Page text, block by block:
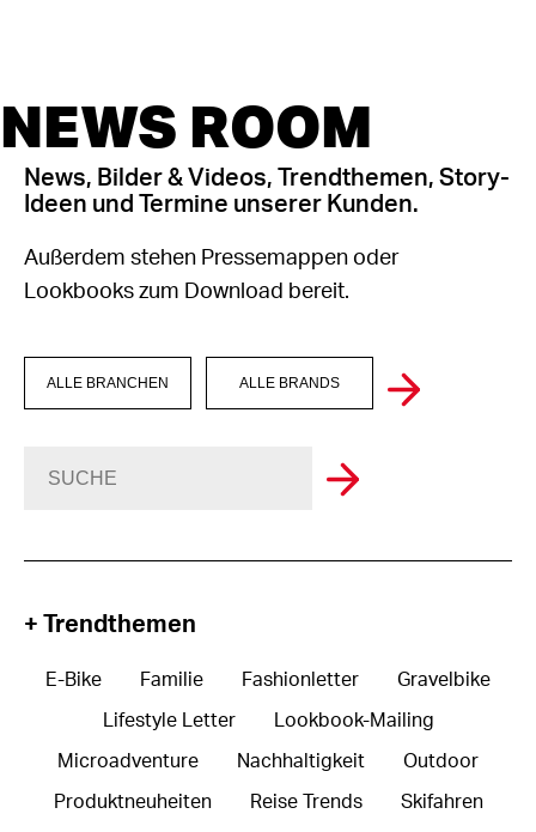
NEWS ROOM
News, Bilder & Videos, Trendthemen, Story-
Ideen und Termine unserer Kunden.
Außerdem stehen Pressemappen oder
Lookbooks zum Download bereit.
ALLE BRANCHEN ALLE BRANDS
+ Trendthemen
E-Bike Familie Fashionletter Gravelbike
Lifestyle Letter Lookbook-Mailing
Microadventure Nachhaltigkeit Outdoor
Produktneuheiten Reise Trends Skifahren